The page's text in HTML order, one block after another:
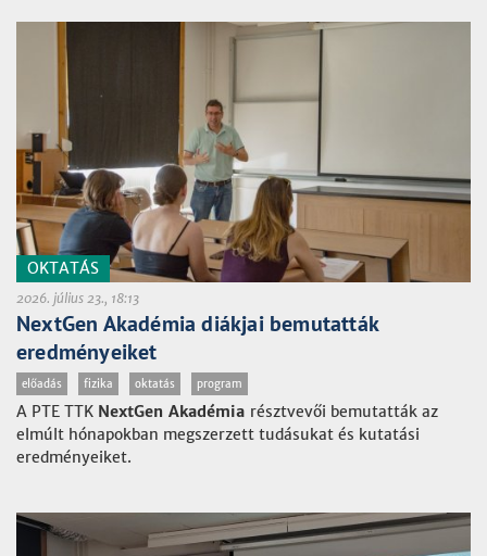
OKTATÁS
2026. július 23., 18:13
NextGen Akadémia diákjai bemutatták
eredményeiket
előadás fizika oktatás program
A PTE TTK NextGen Akadémia résztvevői bemutatták az
elmúlt hónapokban megszerzett tudásukat és kutatási
eredményeiket.